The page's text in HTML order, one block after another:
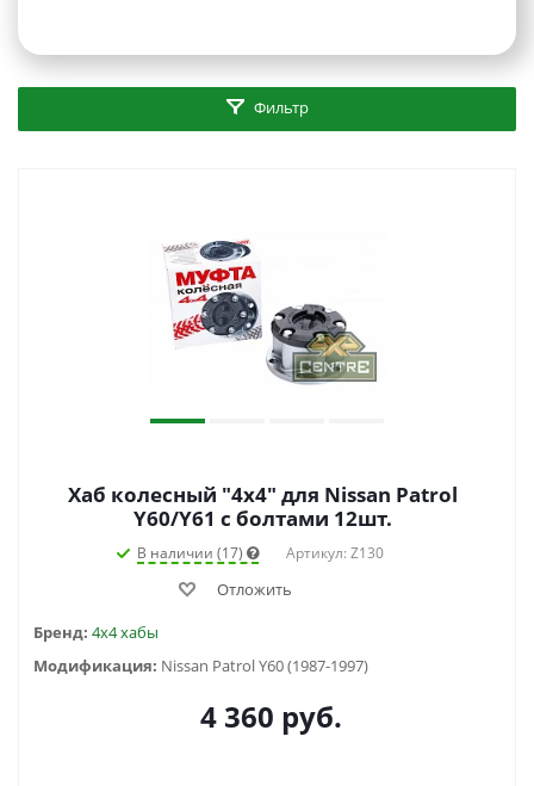
Фильтр
Хаб колесный "4x4" для Nissan Patrol
Y60/Y61 с болтами 12шт.
В наличии (17) Артикул: Z130
Отложить
Бренд: 4x4 хабы
Модификация: Nissan Patrol Y60 (1987-1997)
4 360 руб.